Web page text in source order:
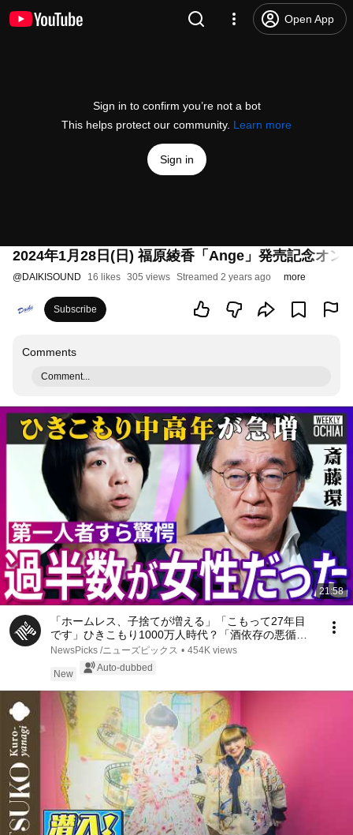
Open App
Sign in to confirm you’re not a bot
This helps protect our community. Learn more
Sign in
2024年1月28日(日) 福原綾香「Ange」発売記念オン
@DAIKISOUND 16 likes 305 views Streamed 2 years ago more
Subscribe
Comments
Comment...
21:58
「ホームレス、子捨てが増える」「こもって27年目
です」ひきこもり1000万人時代？「酒依存の悪循環
と同じ」第一人者、斎藤環が明かす実態…子ども、家
族への対応、不登校の３大原因、孤独死の懸念【落合
陽一】
NewsPicks /ニューズピックス • 454K views
New
Auto-dubbed